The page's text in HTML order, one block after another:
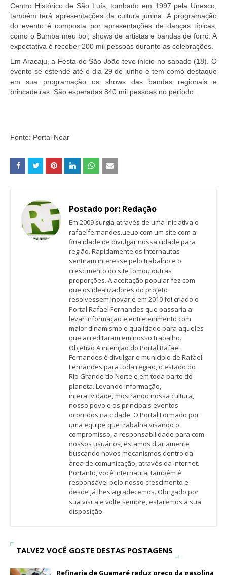
Centro Histórico de São Luís, tombado em 1997 pela Unesco,
também terá apresentações da cultura junina. A programação
do evento é composta por apresentações de danças típicas,
como o Bumba meu boi, shows de artistas e bandas de forró. A
expectativa é receber 200 mil pessoas durante as celebrações.
Em Aracaju, a Festa de São João teve início no sábado (18). O
evento se estende até o dia 29 de junho e tem como destaque
em sua programação os shows das bandas regionais e
brincadeiras. São esperadas 840 mil pessoas no período.
Fonte: Portal Noar
Postado por: Redação
Em 2009 surgia através de uma iniciativa o
rafaelfernandes.ueuo.com um site com a
finalidade de divulgar nossa cidade para
região. Rapidamente os internautas
sentiram interesse pelo trabalho e o
crescimento do site tomou outras
proporções. A aceitação popular fez com
que os idealizadores do projeto
resolvessem inovar e em 2010 foi criado o
Portal Rafael Fernandes que passaria a
levar informação e entretenimento com
maior dinamismo e qualidade para aqueles
que acreditaram em nosso trabalho.
Objetivo A intenção do Portal Rafael
Fernandes é divulgar o município de Rafael
Fernandes para toda região, o estado do
Rio Grande do Norte e em toda parte do
planeta. Levando informação,
interatividade, mostrando nossa cultura,
nosso povo e os principais eventos
ocorridos na cidade. O Portal Formado por
uma equipe que trabalha visando o
compromisso, a responsabilidade para com
nossos usuários, estamos diariamente
buscando novos mecanismos dentro da
área de comunicação, através da internet.
Portanto, você internauta, também é
responsável pelo nosso crescimento e
desde já lhes agradecemos. Obrigado por
sua visita e volte sempre, estaremos a sua
disposição.
TALVEZ VOCÊ GOSTE DESTAS POSTAGENS